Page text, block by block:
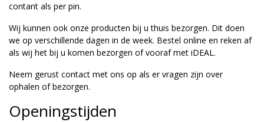
contant als per pin.
Wij kunnen ook onze producten bij u thuis bezorgen. Dit doen
we op verschillende dagen in de week. Bestel online en reken af
als wij het bij u komen bezorgen of vooraf met iDEAL.
Neem gerust contact met ons op als er vragen zijn over
ophalen of bezorgen.
Openingstijden